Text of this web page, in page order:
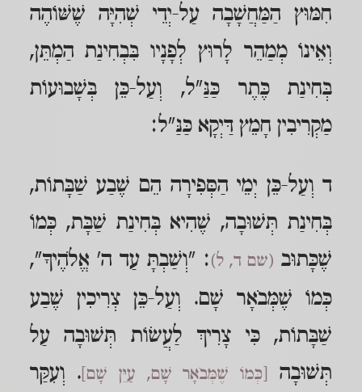
חִמּוּץ הַמַּחֲשָׁבָה עַל-יְדֵי שְׁהִיָּה שֶׁשּׁוֹהֶה
וְאֵינוֹ מְמַהֵר לָרוּץ לְפָנָיו בִּבְחִינַת הַמְתֵּן,
בְּחִינַת כֶּתֶר כַּנַּ"ל, וְעַל-כֵּן בְּשָׁבוּעוֹת
מַקְרִיבִין חָמֵץ דַּיְקָא כַּנַּ"ל:
ד וְעַל-כֵּן יְמֵי הַסְּפִירָה הֵם שֶׁבַע שַׁבָּתוֹת,
בְּחִינַת תְּשׁוּבָה, שֶׁהִיא בְּחִינַת שַׁבָּת, כְּמוֹ
שֶׁכָּתוּב (שם ד, ל): "וְשַׁבְתָּ עַד ה' אֱלֹהֶיךָ",
כְּמוֹ שֶׁמְּבֹאָר שָׁם. וְעַל-כֵּן צְרִיכִין שֶׁבַע
שַׁבָּתוֹת, כִּי צָרִיךְ לַעֲשׂוֹת תְּשׁוּבָה עַל
תְּשׁוּבָה
[כְּמוֹ שֶׁמְּבֹאָר שָׁם, עַיֵּן שָׁם] . וְעִקַּר